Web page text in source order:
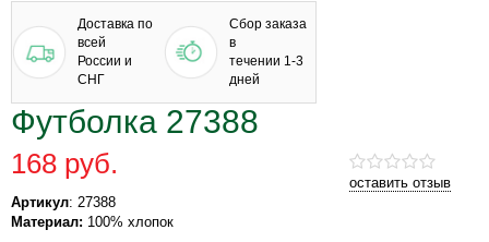
Доставка по
всей
России и
СНГ
Сбор заказа
в
течении 1-3
дней
Футболка 27388
оставить отзыв
168 руб.
Артикул: 27388
Материал: 100% хлопок